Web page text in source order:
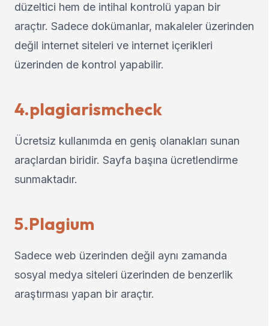
düzeltici hem de intihal kontrolü yapan bir
araçtır. Sadece dokümanlar, makaleler üzerinden
değil internet siteleri ve internet içerikleri
üzerinden de kontrol yapabilir.
4.plagiarismcheck
Ücretsiz kullanımda en geniş olanakları sunan
araçlardan biridir. Sayfa başına ücretlendirme
sunmaktadır.
5.Plagium
Sadece web üzerinden değil aynı zamanda
sosyal medya siteleri üzerinden de benzerlik
araştırması yapan bir araçtır.